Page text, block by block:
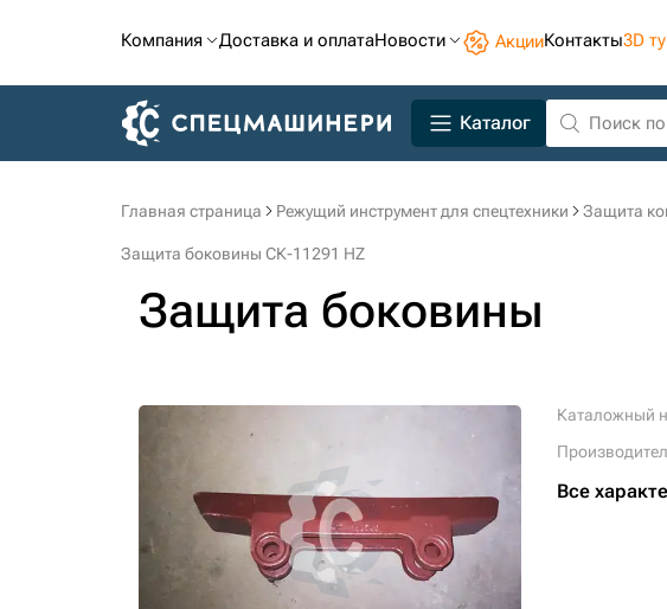
Компания Доставка и оплатаНовости АкцииКонтакты3D
Каталог
Главная страница Режущий инструмент для спецтехники Защита
Защита боковины СК-11291 HZ
Защита боковины
Каталожный
Все